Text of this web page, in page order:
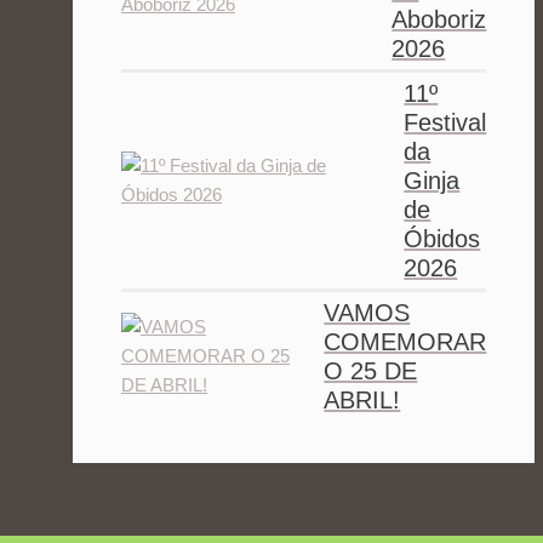
Aboboriz
2026
11º
Festival
da
Ginja
de
Óbidos
2026
VAMOS
COMEMORAR
O 25 DE
ABRIL!